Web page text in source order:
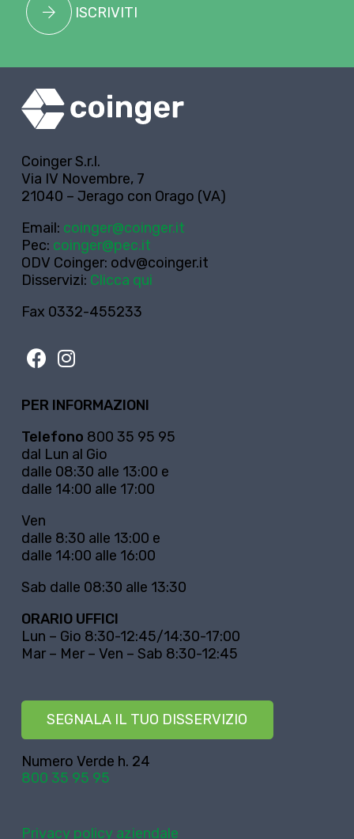
ISCRIVITI
Coinger S.r.l.
Via IV Novembre, 7
21040 – Jerago con Orago (VA)
Email: coinger@coinger.it
Pec: coinger@pec.it
ODV Coinger: odv@coinger.it
Disservizi: Clicca qui
Fax 0332-455233
PER INFORMAZIONI
Telefono 800 35 95 95
dal Lun al Gio
dalle 08:30 alle 13:00 e
dalle 14:00 alle 17:00
Ven
dalle 8:30 alle 13:00 e
dalle 14:00 alle 16:00
Sab dalle 08:30 alle 13:30
ORARIO UFFICI
Lun – Gio 8:30-12:45/14:30-17:00
Mar – Mer – Ven – Sab 8:30-12:45
SEGNALA IL TUO DISSERVIZIO
Numero Verde h. 24
800 35 95 95
Privacy policy aziendale